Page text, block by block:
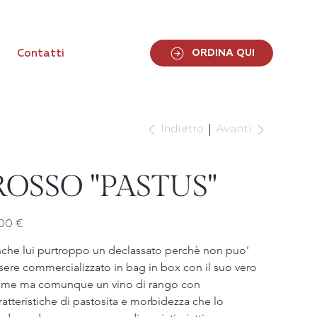
Contatti ORDINA QUI
Indietro Avanti
"PASTUS"
€
lui purtroppo un declassato perchè non puo'
commercializzato in bag in box con il suo vero
ma comunque un vino di rango con
di pastosita e morbidezza che lo